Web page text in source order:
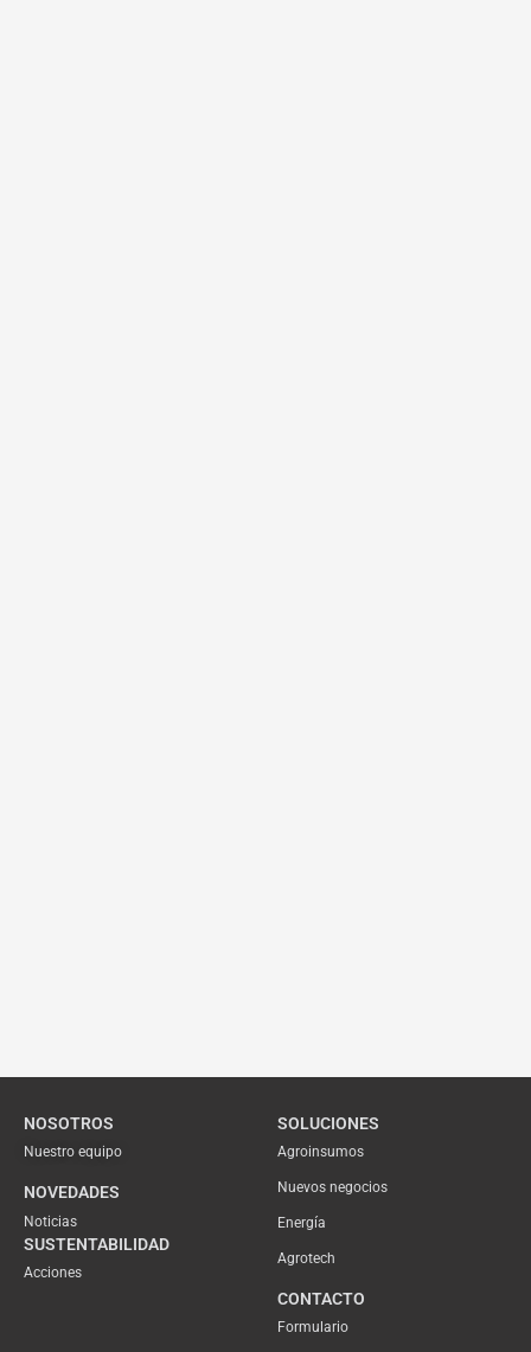
NOSOTROS
Nuestro equipo
NOVEDADES
Noticias
SUSTENTABILIDAD
Acciones
SOLUCIONES
Agroinsumos
Nuevos negocios
Energía
Agrotech
CONTACTO
Formulario